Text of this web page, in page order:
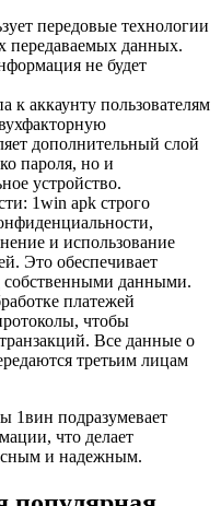
передовые технологии
передаваемых данных.
не будет
к аккаунту пользователям
дополнительный слой
пароля, но и
устройство.
1win apk строго
и использование
Это обеспечивает
собственными данными.
платежей
чтобы
Все данные о
третьим лицам
1вин подразумевает
что делает
и надежным.